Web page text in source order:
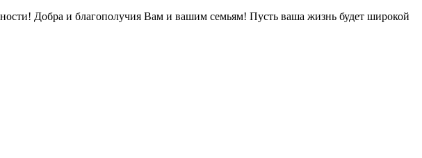
Добра и благополучия Вам и вашим семьям! Пусть ваша жизнь будет широкой